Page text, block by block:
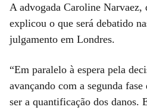
A advogada Caroline Narvaez,
explicou o que será debatido
julgamento em Londres.
“Em paralelo à espera pela
avançando com a segunda
ser a quantificação dos danos.